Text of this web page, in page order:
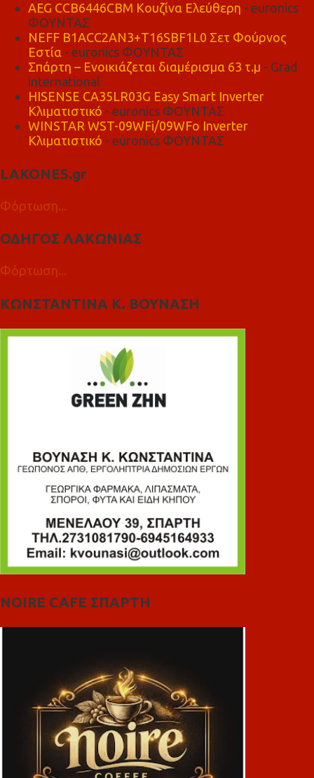
AEG CCB6446CBM Κουζίνα Ελεύθερη - euronics
ΦΟΥΝΤΑΣ
NEFF B1ACC2AN3+T16SBF1L0 Σετ Φούρνος
Εστία - euronics ΦΟΥΝΤΑΣ
Σπάρτη – Ενοικιάζεται διαμέρισμα 63 τ.μ - Grad
international
HISENSE CA35LR03G Easy Smart Inverter
Κλιματιστικό - euronics ΦΟΥΝΤΑΣ
WINSTAR WST-09WFi/09WFo Inverter
Κλιματιστικό - euronics ΦΟΥΝΤΑΣ
LAKONES.gr
Φόρτωση...
ΟΔΗΓΟΣ ΛΑΚΩΝΙΑΣ
Φόρτωση...
ΚΩΝΣΤΑΝΤΙΝΑ Κ. ΒΟΥΝΑΣΗ
NOIRE CAFE ΣΠΑΡΤΗ